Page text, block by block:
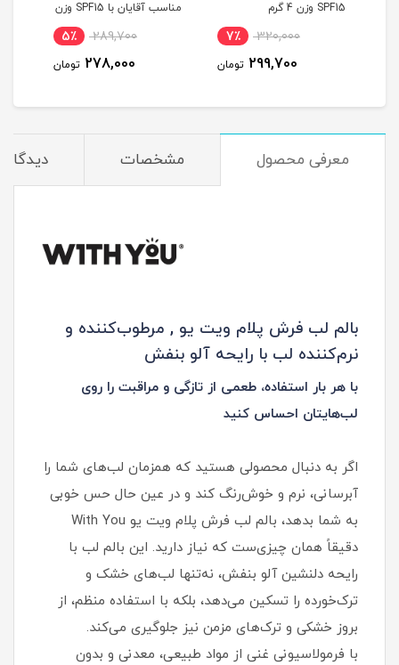
SPF15 وزن 4 گرم
320,000 7٪
299,700 تومان
مناسب آقایان با SPF15 وزن
289,700 5٪
278,000 تومان
معرفی محصول مشخصات
بالم لب فرش پلام ویت یو , مرطوب‌کننده و
نرم‌کننده لب با رایحه آلو بنفش
با هر بار استفاده، طعمی از تازگی و مراقبت را روی
لب‌هایتان احساس کنید
اگر به دنبال محصولی هستید که همزمان لب‌های شما را
آبرسانی، نرم و خوش‌رنگ کند و در عین حال حس خوبی
به شما بدهد، بالم لب فرش پلام ویت یو With You
دقیقاً همان چیزی‌ست که نیاز دارید. این بالم لب با
رایحه دلنشین آلو بنفش، نه‌تنها لب‌های خشک و
ترک‌خورده را تسکین می‌دهد، بلکه با استفاده منظم، از
بروز خشکی و ترک‌های مزمن نیز جلوگیری می‌کند.
با فرمولاسیونی غنی از مواد طبیعی، معدنی و بدون